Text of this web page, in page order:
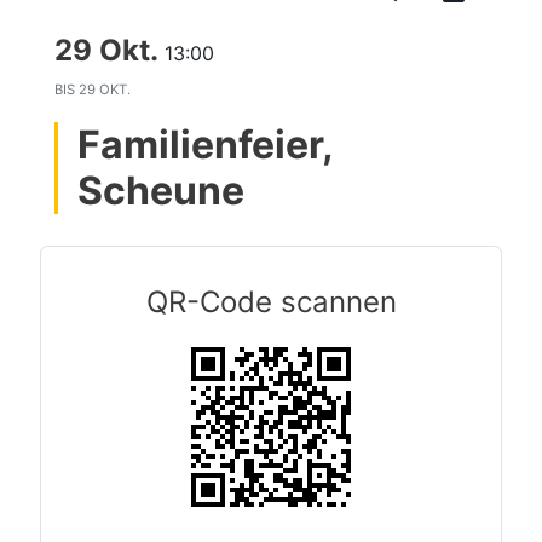
29 Okt. 13:00
BIS 29 OKT.
Familienfeier,
Scheune
QR-Code scannen